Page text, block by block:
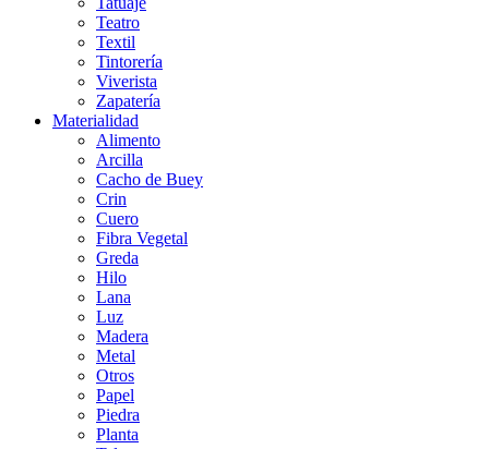
Teatro
Textil
Tintorería
Viverista
Zapatería
Materialidad
Alimento
Arcilla
Cacho de Buey
Crin
Cuero
Fibra Vegetal
Greda
Hilo
Lana
Luz
Madera
Metal
Otros
Papel
Piedra
Planta